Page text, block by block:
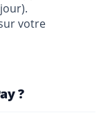
votre
?